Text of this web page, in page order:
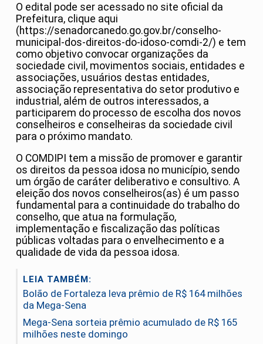
O edital pode ser acessado no site oficial da
Prefeitura, clique aqui
(https://senadorcanedo.go.gov.br/conselho-
municipal-dos-direitos-do-idoso-comdi-2/) e tem
como objetivo convocar organizações da
sociedade civil, movimentos sociais, entidades e
associações, usuários destas entidades,
associação representativa do setor produtivo e
industrial, além de outros interessados, a
participarem do processo de escolha dos novos
conselheiros e conselheiras da sociedade civil
para o próximo mandato.
O COMDIPI tem a missão de promover e garantir
os direitos da pessoa idosa no município, sendo
um órgão de caráter deliberativo e consultivo. A
eleição dos novos conselheiros(as) é um passo
fundamental para a continuidade do trabalho do
conselho, que atua na formulação,
implementação e fiscalização das políticas
públicas voltadas para o envelhecimento e a
qualidade de vida da pessoa idosa.
LEIA TAMBÉM:
Bolão de Fortaleza leva prêmio de R$ 164 milhões
da Mega-Sena
Mega-Sena sorteia prêmio acumulado de R$ 165
milhões neste domingo